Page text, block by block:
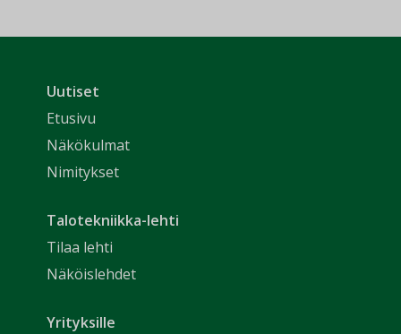
Uutiset
Etusivu
Näkökulmat
Nimitykset
Talotekniikka-lehti
Tilaa lehti
Näköislehdet
Yrityksille